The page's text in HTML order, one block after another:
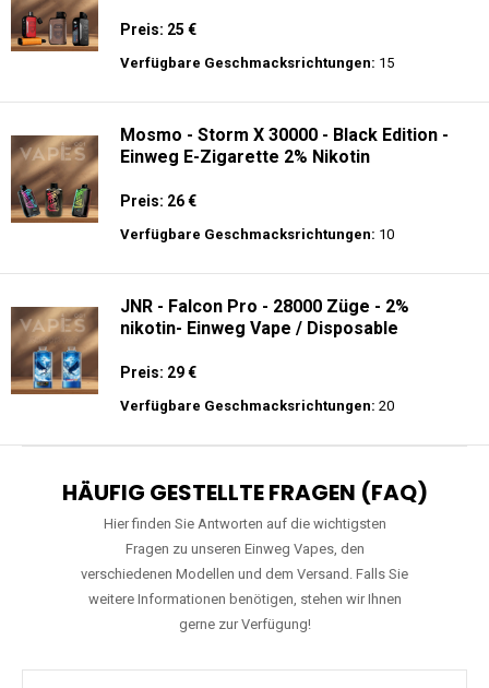
Preis: 25 €
Verfügbare Geschmacksrichtungen: 15
Mosmo - Storm X 30000 - Black Edition -
Einweg E-Zigarette 2% Nikotin
Preis: 26 €
Verfügbare Geschmacksrichtungen: 10
JNR - Falcon Pro - 28000 Züge - 2%
nikotin- Einweg Vape / Disposable
Preis: 29 €
Verfügbare Geschmacksrichtungen: 20
HÄUFIG GESTELLTE FRAGEN (FAQ)
Hier finden Sie Antworten auf die wichtigsten
Fragen zu unseren Einweg Vapes, den
verschiedenen Modellen und dem Versand. Falls Sie
weitere Informationen benötigen, stehen wir Ihnen
gerne zur Verfügung!